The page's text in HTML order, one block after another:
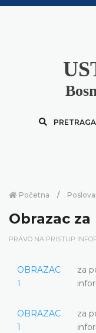
PRETRAGA
Početna
Obrazac
PRAVO NA PRISTUP
OBRAZAC
1
za
OBRAZAC
1
za